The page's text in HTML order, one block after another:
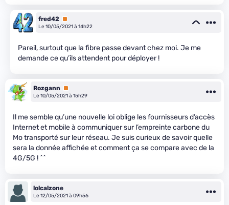
fred42 Premium
Le 10/05/2021 à 14h22
Pareil, surtout que la fibre passe devant chez moi. Je me
demande ce qu’ils attendent pour déployer !
Rozgann
Premium
Le 10/05/2021 à 15h29
Il me semble qu’une nouvelle loi oblige les fournisseurs d’accès
Internet et mobile à communiquer sur l’empreinte carbone du
Mo transporté sur leur réseau. Je suis curieux de savoir quelle
sera la donnée affichée et comment ça se compare avec de la
4G/5G ! ^^
lolcalzone
Le 12/05/2021 à 09h56